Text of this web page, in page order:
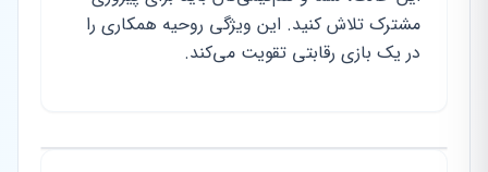
مشترک تلاش کنید. این ویژگی روحیه همکاری را
در یک بازی رقابتی تقویت می‌کند.